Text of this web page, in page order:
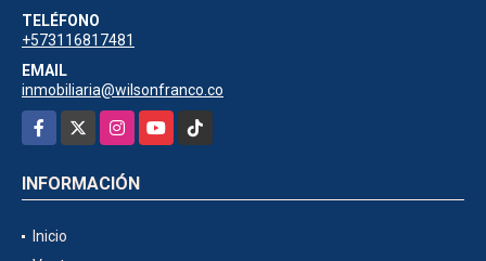
TELÉFONO
+573116817481
EMAIL
inmobiliaria@wilsonfranco.co
Facebook
InstagramYouTubeTikTok
INFORMACIÓN
Inicio